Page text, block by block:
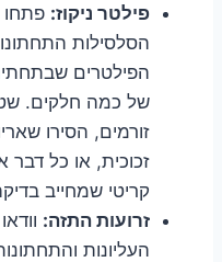
פילטר ניקוז: פתחו
הסלסילות
הפילטרים
של כמה חלקים.
זורמים, הסירו
זכוכית, או כל
קריטי שמחייב
זרועות התזה:
העליונות